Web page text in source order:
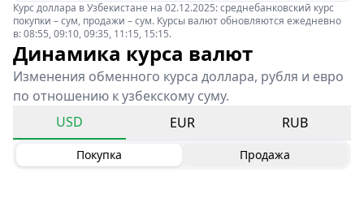
Курс доллара в Узбекистане на 02.12.2025: среднебанковский курс
покупки – сум, продажи – сум. Курсы валют обновляются ежедневно
в: 08:55, 09:10, 09:35, 11:15, 15:15.
Динамика курса валют
Изменения обменного курса доллара, рубля и евро
по отношению к узбекскому суму.
USD
EUR RUB
Покупка Продажа